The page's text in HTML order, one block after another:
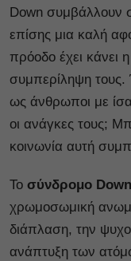
Down συμβάλλουν
επίσης μια καλή
πρόοδο έχει κάνει
συμπερίληψη τους.
ως άνθρωποι με
οι ανάγκες τους;
κοινωνία αυτή
Το σύνδρομο Down
χρωμοσωμική
διάπλαση, την
ανάπτυξη των